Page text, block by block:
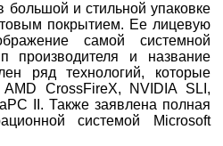
большой и стильной упаковке
покрытием. Ее лицевую
самой системной
производителя и название
ряд технологий, которые
AMD CrossFireX, NVIDIA SLI,
II. Также заявлена полная
системой Microsoft